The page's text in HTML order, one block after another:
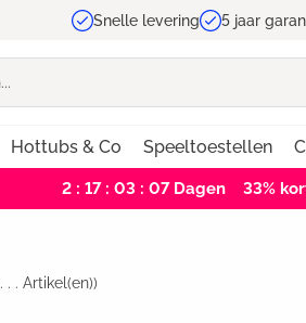
Snelle levering 5 jaar
Hottubs & Co Speeltoestellen
2 : 17 : 03 : 06Dagen 33%
. . . Artikel(en))